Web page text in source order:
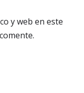
y web en este